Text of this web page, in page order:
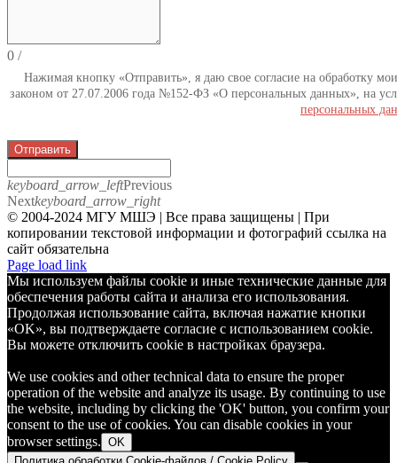
0 /
Нажимая кнопку «Отправить», я даю свое согласие на обработку
законом от 27.07.2006 года №152-ФЗ «О персональных данных», на
персональных
Отправить
keyboard_arrow_leftPrevious
Nextkeyboard_arrow_right
© 2004-2024 МГУ МШЭ | Все права защищены | При
копировании текстовой информации и фотографий ссылка на
сайт обязательна
Telegram
Page load link
Мы используем файлы cookie и иные технические данные для
обеспечения работы сайта и анализа его использования.
Продолжая использование сайта, включая нажатие кнопки
«OK», вы подтверждаете согласие с использованием cookie.
Вы можете отключить cookie в настройках браузера.
We use cookies and other technical data to ensure the proper
operation of the website and analyze its usage. By continuing to use
the website, including by clicking the 'OK' button, you confirm your
consent to the use of cookies. You can disable cookies in your
browser settings. OK